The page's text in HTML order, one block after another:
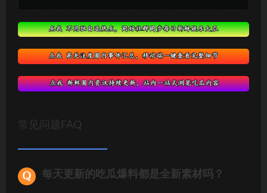
常见问题FAQ
每天更新的吃瓜爆料都是全新素材吗？